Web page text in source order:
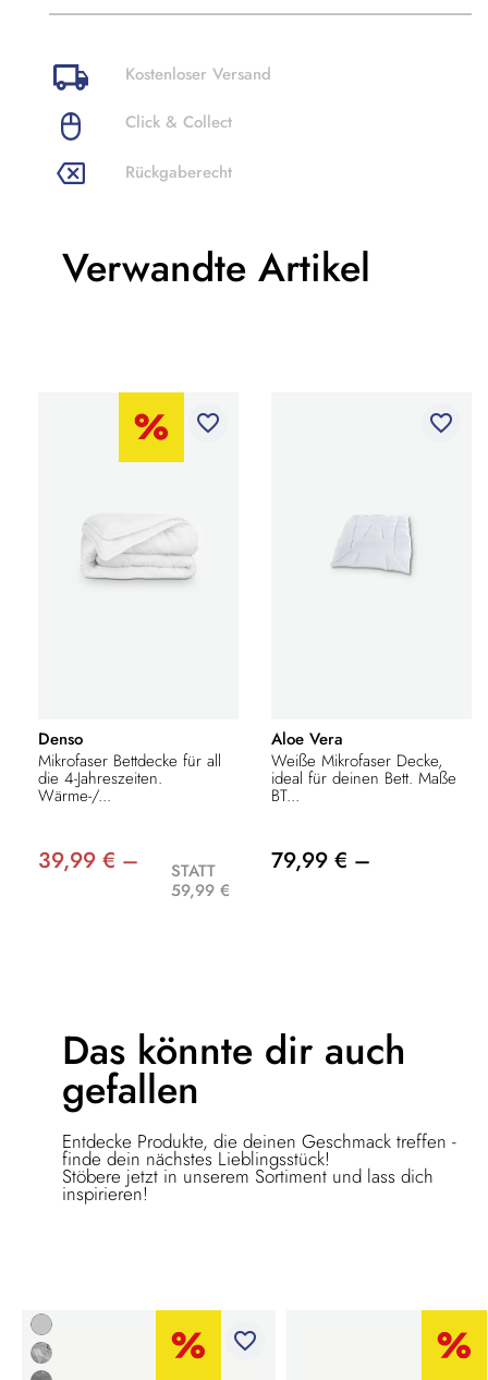
Kostenloser Versand
Click & Collect
Rückgaberecht
Verwandte Artikel
favorite_border
Denso
Mikrofaser Bettdecke für all
die 4-Jahreszeiten.
Wärme-/...
39,99 € –
STATT
59,99 €
favorite_border
Aloe Vera
Weiße Mikrofaser Decke,
ideal für deinen Bett. Maße
BT...
79,99 € –
Das könnte dir auch
gefallen
Entdecke Produkte, die deinen Geschmack treffen -
finde dein nächstes Lieblingsstück!
Stöbere jetzt in unserem Sortiment und lass dich
inspirieren!
favorite_border